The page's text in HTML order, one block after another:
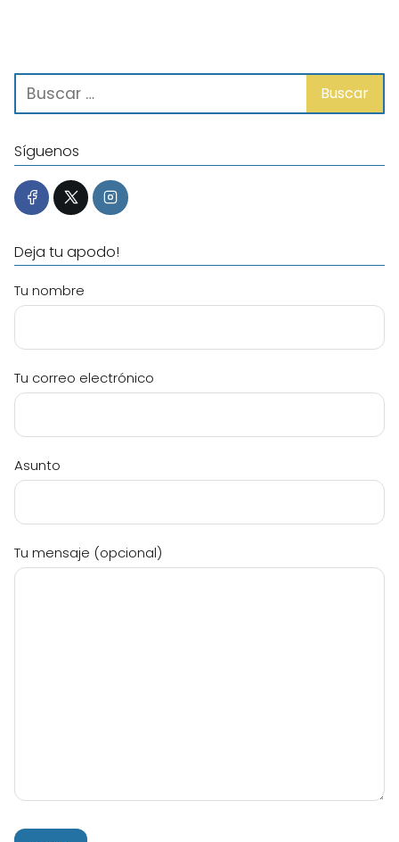
Síguenos
Deja tu apodo!
Tu nombre
Tu correo electrónico
Asunto
Tu mensaje (opcional)